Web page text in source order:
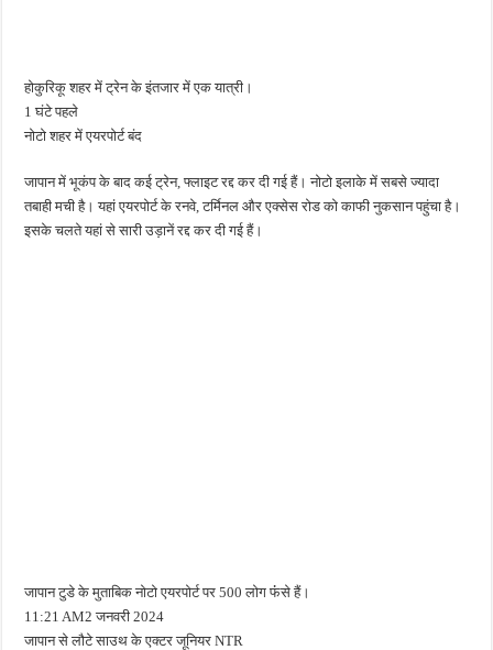
होकुरिकू शहर में ट्रेन के इंतजार में एक यात्री।
1 घंटे पहले
नोटो शहर में एयरपोर्ट बंद
जापान में भूकंप के बाद कई ट्रेन, फ्लाइट रद्द कर दी गई हैं। नोटो इलाके में सबसे ज्यादा
तबाही मची है। यहां एयरपोर्ट के रनवे, टर्मिनल और एक्सेस रोड को काफी नुकसान पहुंचा है।
इसके चलते यहां से सारी उड़ानें रद्द कर दी गई हैं।
जापान टुडे के मुताबिक नोटो एयरपोर्ट पर 500 लोग फंंसे हैं।
11:21 AM2 जनवरी 2024
जापान से लौटे साउथ के एक्टर जूनियर NTR